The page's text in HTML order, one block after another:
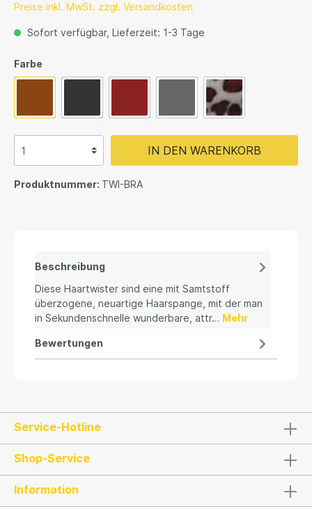
Preise inkl. MwSt. zzgl. Versandkosten
Sofort verfügbar, Lieferzeit: 1-3 Tage
Farbe
IN DEN WARENKORB
Produktnummer: TWI-BRA
Beschreibung
Diese Haartwister sind eine mit Samtstoff
überzogene, neuartige Haarspange, mit der man
in Sekundenschnelle wunderbare, attr… Mehr
Bewertungen
Service-Hotline
Shop-Service
Information